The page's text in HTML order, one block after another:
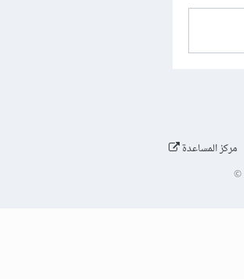
مركز المساعدة
©